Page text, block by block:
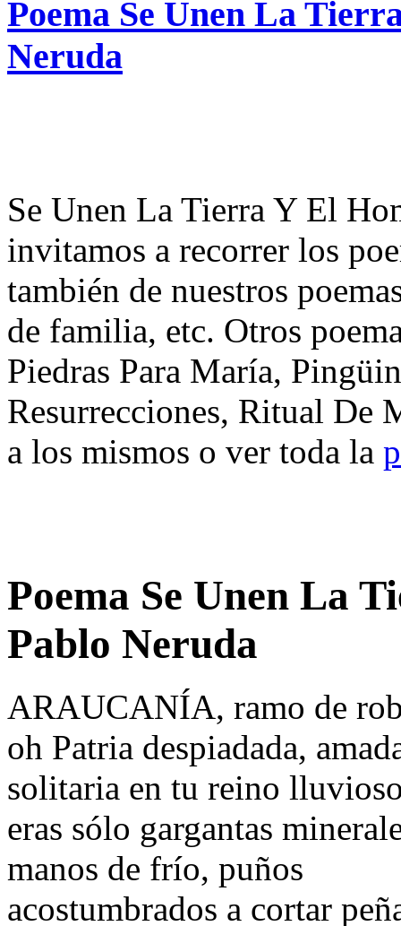
Poema Se Unen La
Neruda
Se Unen La Tierra Y El
invitamos a recorrer los
también de nuestros
de familia, etc. Otros
Piedras Para María,
Resurrecciones, Ritual De
a los mismos o ver toda la
Poema Se Unen La
Pablo Neruda
ARAUCANÍA, ramo de
oh Patria despiadada,
solitaria en tu reino
eras sólo gargantas
manos de frío, puños
acostumbrados a cortar